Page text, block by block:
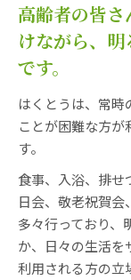
高齢者の皆
けながら、 明
です。
はくとうは、常時
ことが困難な方
す。
食事、入浴、排せ
日会、敬老祝賀会
多々行っており、
か、日々の生活を
利用される方の立